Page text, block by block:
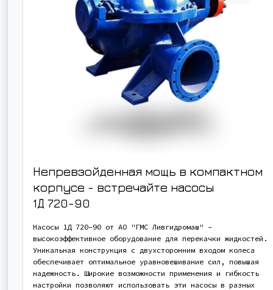
Непревзойденная мощь в компактном
корпусе - встречайте насосы
1Д 720-90
Насосы 1Д 720-90 от АО "ГМС Ливгидромаш" -
высокоэффективное оборудование для перекачки жидкостей.
Уникальная конструкция с двухсторонним входом колеса
обеспечивает оптимальное уравновешивание сил, повышая
надежность. Широкие возможности применения и гибкость
настройки позволяют использовать эти насосы в разных